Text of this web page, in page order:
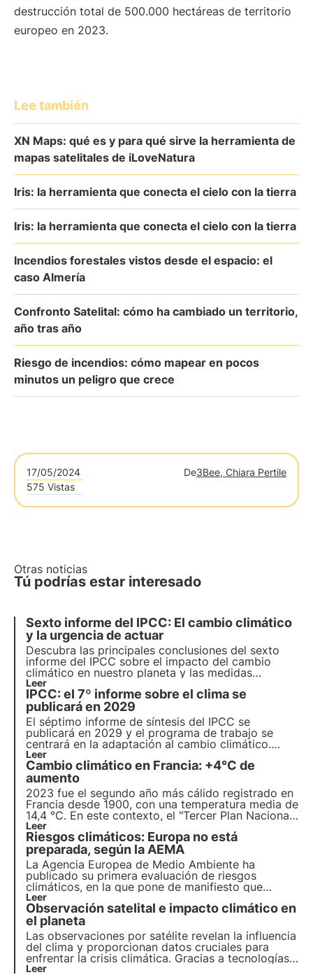
destrucción total de 500.000 hectáreas de territorio
europeo en 2023.
Lee también
XN Maps: qué es y para qué sirve la herramienta de
mapas satelitales de iLoveNatura
Iris: la herramienta que conecta el cielo con la tierra
Iris: la herramienta que conecta el cielo con la tierra
Incendios forestales vistos desde el espacio: el
caso Almería
Confronto Satelital: cómo ha cambiado un territorio,
año tras año
Riesgo de incendios: cómo mapear en pocos
minutos un peligro que crece
17/05/2024 De3Bee, Chiara Pertile
575 Vistas
Otras noticias
Tú podrías estar interesado
Sexto informe del IPCC: El cambio climático
y la urgencia de actuar
Descubra las principales conclusiones del sexto
informe del IPCC sobre el impacto del cambio
climático en nuestro planeta y las medidas
necesarias para mitigar sus efectos. El sexto
informe de síntesis para responsables políticos,
publicado el 20 de marzo, destaca las cuestiones
críticas y las soluciones al respecto.
Leer
IPCC: el 7º informe sobre el clima se
publicará en 2029
El séptimo informe de síntesis del IPCC se
publicará en 2029 y el programa de trabajo se
centrará en la adaptación al cambio climático.
Infórmese en este artículo sobre los retos y
objetivos del IPCC y cuál será la estructura del
séptimo informe del IPCC sobre el clima.
Leer
Cambio climático en Francia: +4°C de
aumento
2023 fue el segundo año más cálido registrado en
Francia desde 1900, con una temperatura media de
14,4 °C. En este contexto, el "Tercer Plan Nacional
de Adaptación al Cambio Climático" se activará en
el verano de 2024. Más información sobre las
medidas del plan en este artículo.
Leer
Riesgos climáticos: Europa no está
preparada, según la AEMA
La Agencia Europea de Medio Ambiente ha
publicado su primera evaluación de riesgos
climáticos, en la que pone de manifiesto que
Europa no está preparada para hacer frente a los
crecientes desafíos climáticos. Más información en
este artículo.
Leer
Observación satelital e impacto climático en
el planeta
Las observaciones por satélite revelan la influencia
del clima y proporcionan datos cruciales para
enfrentar la crisis climática. Gracias a tecnologías
avanzadas y colaboraciones internacionales, los
Leer